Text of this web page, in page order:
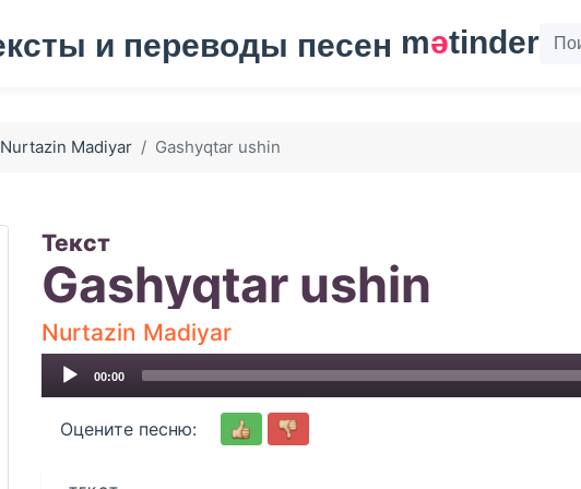
mәtinder
Nurtazin Madiyar Gashyqtar ushin
Текст
Gashyqtar ushin
Nurtazin Madiyar
Audio
Player
00:00
Оцените песню: